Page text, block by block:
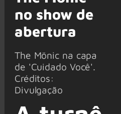
no show de
abertura
The Mönic na capa
de 'Cuidado Você'.
Créditos:
Divulgação